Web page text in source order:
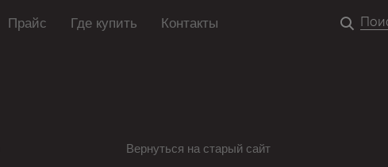
Прайс Где купить Контакты
Вернуться на старый сайт